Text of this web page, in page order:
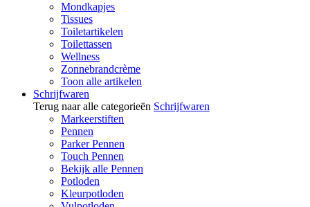
Mondkapjes
Tissues
Toiletartikelen
Toilettassen
Wellness
Zonnebrandcrème
Toon alle artikelen
Schrijfwaren
Terug naar alle categorieën Schrijfwaren
Markeerstiften
Pennen
Parker Pennen
Touch Pennen
Bekijk alle Pennen
Potloden
Kleurpotloden